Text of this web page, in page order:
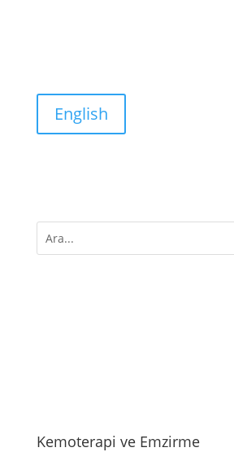
English
EMZİRMEYİ
Kemoterapi ve Emzirme